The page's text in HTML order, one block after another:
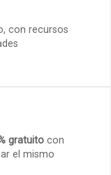
con recursos
gratuitocon
el mismo